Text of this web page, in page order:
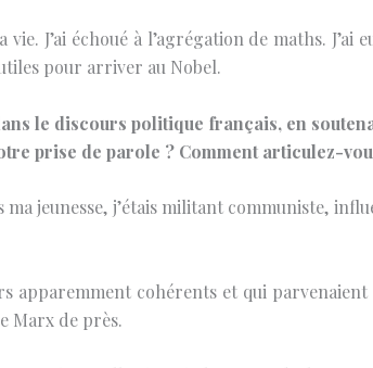
J’ai échoué à l’agrégation de maths. J’ai
pour arriver au Nobel.
le discours politique français, en
prise de parole ? Comment articulez-
ma jeunesse, j’étais militant communiste,
apparemment cohérents et qui parvenaient
Marx de près.